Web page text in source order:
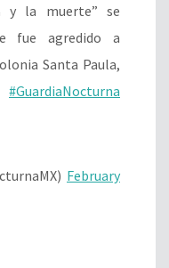
y la muerte” se
fue agredido a
Santa Paula,
#GuardiaNocturna
February